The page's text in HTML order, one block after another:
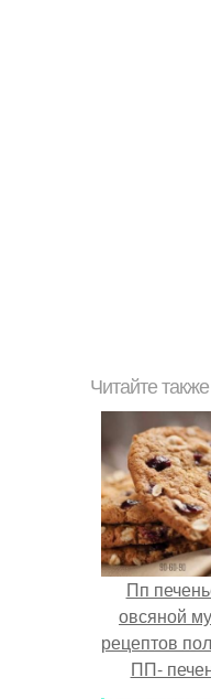
Читайте также
Пп
овсяной
рецептов
ПП-